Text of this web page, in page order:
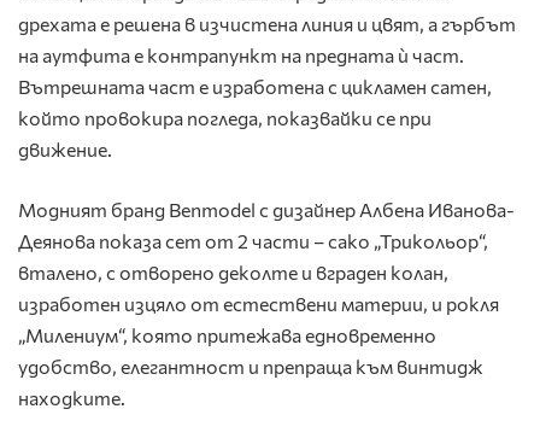
дрехата е решена в изчистена линия и цвят, а гърбът
на аутфита е контрапункт на предната ѝ част.
Вътрешната част е изработена с цикламен сатен,
който провокира погледа, показвайки се при
движение.
Модният бранд Benmodel с дизайнер Албена Иванова-
Деянова показа сет от 2 части – сако „Трикольор“,
вталено, с отворено деколте и вграден колан,
изработен изцяло от естествени материи, и рокля
„Милениум“, която притежава едновременно
удобство, елегантност и препраща към винтидж
находките.